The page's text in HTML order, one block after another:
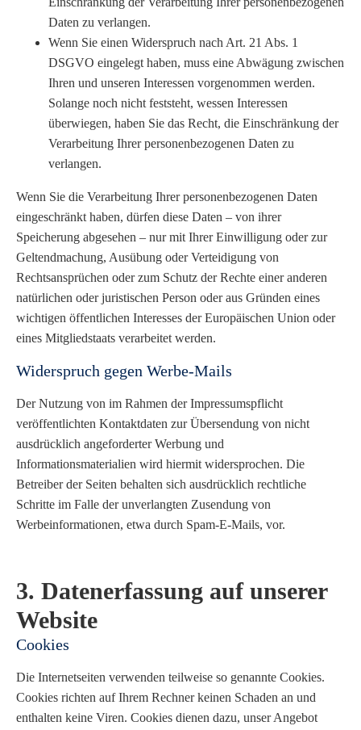
Daten zu verlangen.
Wenn Sie einen Widerspruch nach Art. 21 Abs. 1
DSGVO eingelegt haben, muss eine Abwägung zwischen
Ihren und unseren Interessen vorgenommen werden.
Solange noch nicht feststeht, wessen Interessen
überwiegen, haben Sie das Recht, die Einschränkung der
Verarbeitung Ihrer personenbezogenen Daten zu
verlangen.
Wenn Sie die Verarbeitung Ihrer personenbezogenen Daten
eingeschränkt haben, dürfen diese Daten – von ihrer
Speicherung abgesehen – nur mit Ihrer Einwilligung oder zur
Geltendmachung, Ausübung oder Verteidigung von
Rechtsansprüchen oder zum Schutz der Rechte einer anderen
natürlichen oder juristischen Person oder aus Gründen eines
wichtigen öffentlichen Interesses der Europäischen Union oder
eines Mitgliedstaats verarbeitet werden.
Widerspruch gegen Werbe-Mails
Der Nutzung von im Rahmen der Impressumspflicht
veröffentlichten Kontaktdaten zur Übersendung von nicht
ausdrücklich angeforderter Werbung und
Informationsmaterialien wird hiermit widersprochen. Die
Betreiber der Seiten behalten sich ausdrücklich rechtliche
Schritte im Falle der unverlangten Zusendung von
Werbeinformationen, etwa durch Spam-E-Mails, vor.
3. Datenerfassung auf unserer
Website
Cookies
Die Internetseiten verwenden teilweise so genannte Cookies.
Cookies richten auf Ihrem Rechner keinen Schaden an und
enthalten keine Viren. Cookies dienen dazu, unser Angebot